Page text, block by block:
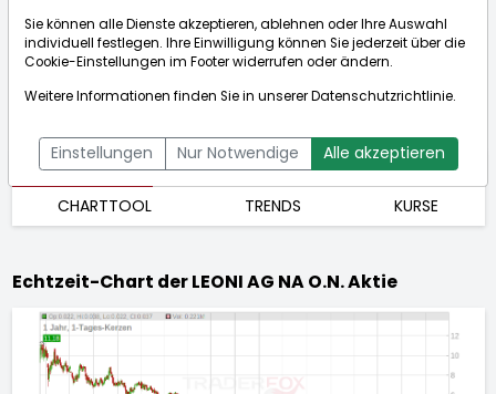
[WKN: 540888 | ISIN:
DE0005408884]
Aktienkurse
Echtzeit-Aktienkurs LEONI AG NA O.N.
Bid:0,033€Ask:
ÜBERSICHT FUNDAMENTAL
NACHRICHTEN
CHARTTOOL
TRENDS KURSE
Echtzeit-Chart der LEONI AG NA O.N. Aktie
Sie können alle Dienste akzeptieren, ablehnen oder Ihre Auswahl
individuell festlegen. Ihre Einwilligung können Sie jederzeit über die
Cookie-Einstellungen im Footer widerrufen oder ändern.
Weitere Informationen finden Sie in unsererDatenschutzrichtlinie.
Einstellungen Nur Notwendige Alle akzeptieren